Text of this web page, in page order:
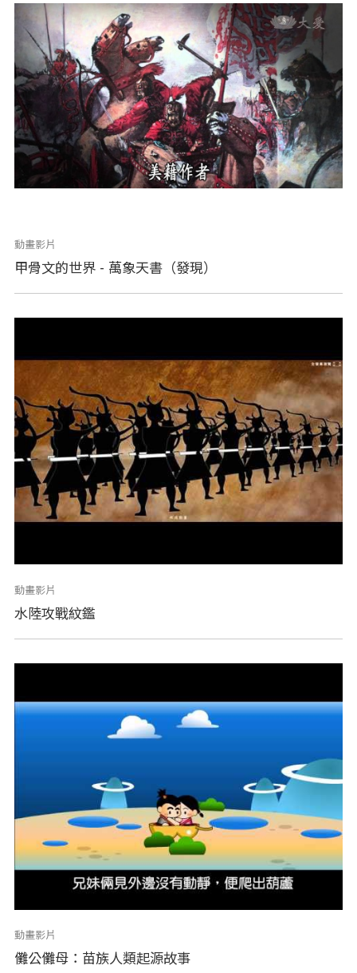
動畫影片
甲骨文的世界 - 萬象天書（發現）
動畫影片
水陸攻戰紋鑑
動畫影片
儺公儺母：苗族人類起源故事